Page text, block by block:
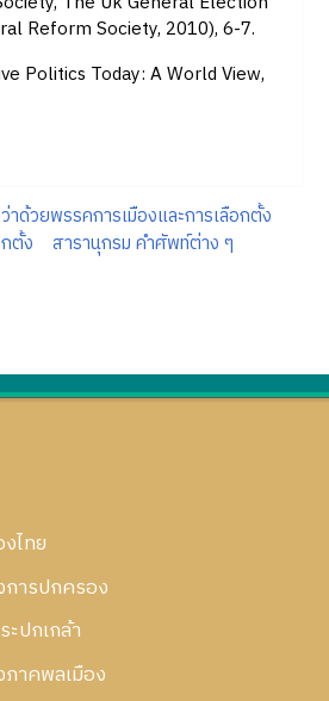
Reform Society, 2010), 6-7.
Politics Today: A World View,
ว่าด้วยพรรคการเมืองและการเลือกตั้ง
ตั้ง
สารานุกรม คำศัพท์ต่าง ๆ
ไทย
การปกครอง
ปกเกล้า
าคพลเมือง